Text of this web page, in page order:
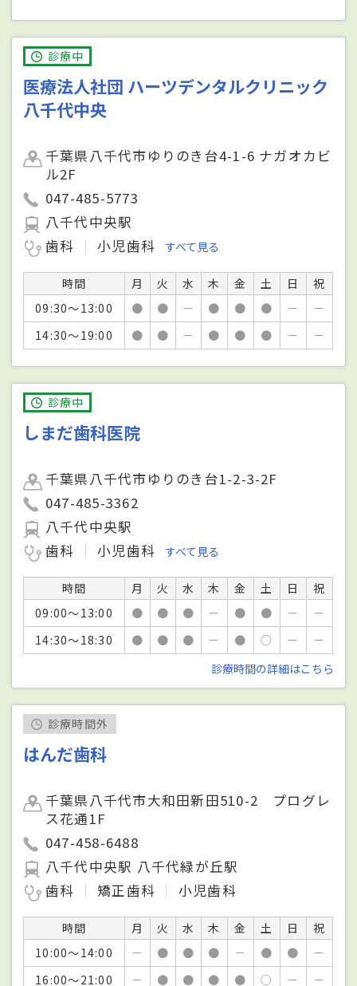
診療中
医療法人社団 ハーツデンタルクリニック
八千代中央
千葉県八千代市ゆりのき台4-1-6 ナガオカビ
ル2F
047-485-5773
八千代中央駅
歯科
小児歯科 すべて見る
時間 月 火 水 木 金 土 日
祝
09:30～13:00
● ● － ● ● ● －
－
14:30～19:00
● ● － ● ● ● － －
診療中
しまだ歯科医院
千葉県八千代市ゆりのき台1-2-3-2F
047-485-3362
八千代中央駅
歯科
小児歯科 すべて見る
時間 月 火 水 木 金 土 日
祝
09:00～13:00
● ● ● － ● ● －
－
14:30～18:30
● ● ● － ● ○ －
－
診療時間の詳細はこちら
診療時間外
はんだ歯科
千葉県八千代市大和田新田510-2 プログレ
ス花通1F
047-458-6488
八千代中央駅 八千代緑が丘駅
歯科
矯正歯科 小児歯科
時間 月 火 水 木 金 土 日
祝
10:00～14:00
－ ● ● ● － ● ●
－
16:00～21:00
－ ● ● ● ● ○ －
－